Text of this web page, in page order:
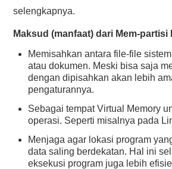
selengkapnya.
Maksud (manfaat) dari Mem-partisi
Memisahkan antara file-file
atau dokumen. Meski bisa saja
dengan dipisahkan akan lebih
pengaturannya.
Sebagai tempat Virtual Memory
operasi. Seperti misalnya pada
Menjaga agar lokasi program
data saling berdekatan. Hal ini
eksekusi program juga lebih